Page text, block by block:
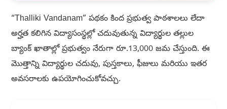
“Thalliki Vandanam” పథకం కింద ప్రభుత్వ పాఠశాలలు లేదా
అర్హత కలిగిన విద్యాసంస్థల్లో చదువుతున్న విద్యార్థుల తల్లుల
బ్యాంక్ ఖాతాల్లో ప్రభుత్వం నేరుగా రూ.13,000 జమ చేస్తుంది. ఈ
మొత్తాన్ని విద్యార్థుల చదువు, పుస్తకాలు, ఫీజులు మరియు ఇతర
అవసరాలకు ఉపయోగించుకోవచ్చు.